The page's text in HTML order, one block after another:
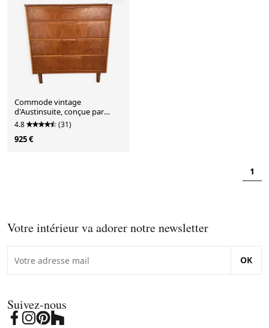
Commode vintage
d'Austinsuite, conçue par
Frank Guille, années 1960.
4.8 (31)
925 €
1
Votre intérieur va adorer notre newsletter
OK
Suivez-nous